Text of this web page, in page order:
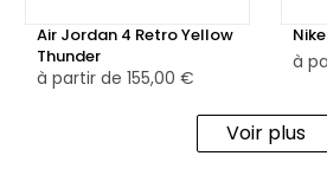
Air Jordan 4 Retro Yellow
Thunder
à partir de 155,00 €
à
Voir plus